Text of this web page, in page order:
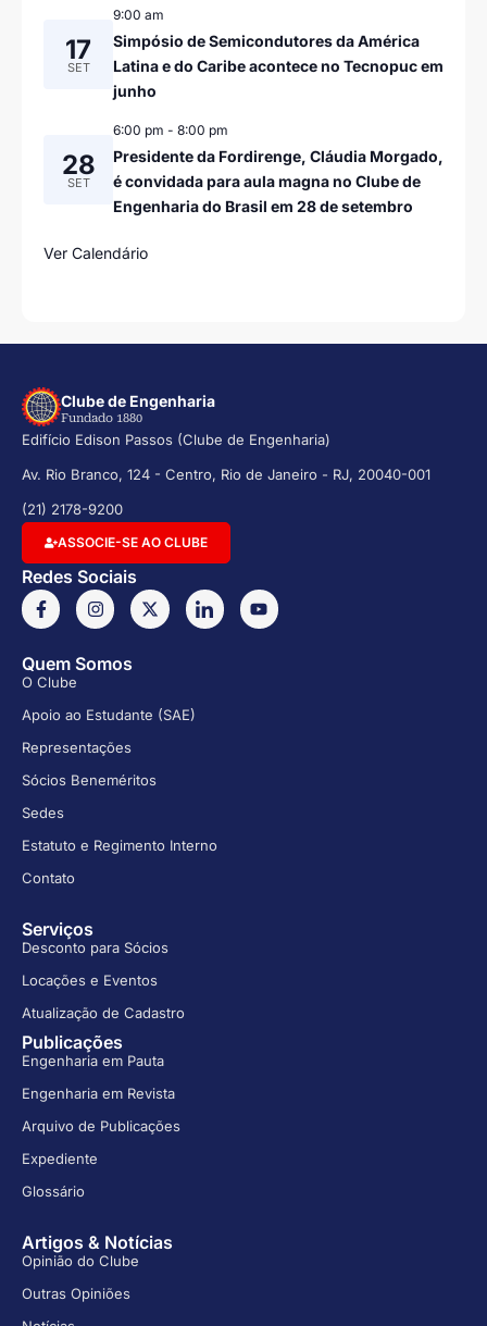
SET
17
9:00 am
Simpósio de Semicondutores da América
Latina e do Caribe acontece no Tecnopuc em
junho
SET
28
6:00 pm - 8:00 pm
Presidente da Fordirenge, Cláudia Morgado,
é convidada para aula magna no Clube de
Engenharia do Brasil em 28 de setembro
Ver Calendário
Clube de Engenharia
Fundado 1880
Edifício Edison Passos (Clube de Engenharia)
Av. Rio Branco, 124 - Centro, Rio de Janeiro - RJ, 20040-001
(21) 2178-9200
ASSOCIE-SE AO CLUBE
Redes Sociais
Quem Somos
O Clube
Apoio ao Estudante (SAE)
Representações
Sócios Beneméritos
Sedes
Estatuto e Regimento Interno
Contato
Serviços
Desconto para Sócios
Locações e Eventos
Atualização de Cadastro
Publicações
Engenharia em Pauta
Engenharia em Revista
Arquivo de Publicações
Expediente
Glossário
Artigos & Notícias
Opinião do Clube
Outras Opiniões